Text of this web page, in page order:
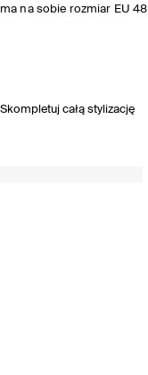
ma na sobie rozmiar EU 48
Skompletuj całą stylizację